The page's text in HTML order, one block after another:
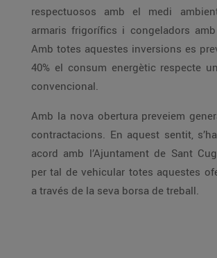
respectuosos amb el medi
armaris frigorífics i congeladors
Amb totes aquestes inversions es
40% el consum energètic respecte
convencional.
Amb la nova obertura preveiem
contractacions. En aquest sentit,
acord amb l’Ajuntament de Sant
per tal de vehicular totes aquestes
a través de la seva borsa de treball.